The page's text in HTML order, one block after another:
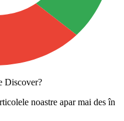
Discover?
noastre apar mai des în